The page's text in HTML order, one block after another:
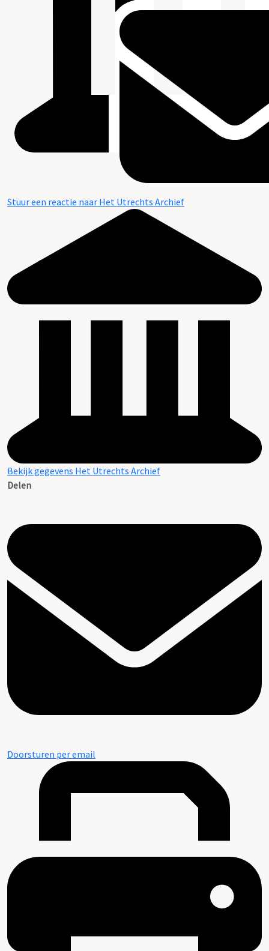
Stuur een reactie naar Het Utrechts Archief
Bekijk gegevens Het Utrechts Archief
Delen
Doorsturen per email